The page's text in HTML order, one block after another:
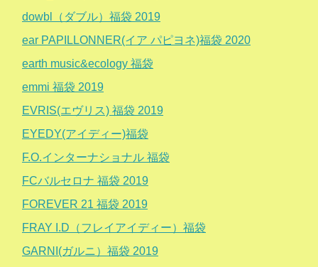
dowbl（ダブル）福袋 2019
ear PAPILLONNER(イア パピヨネ)福袋 2020
earth music&ecology 福袋
emmi 福袋 2019
EVRIS(エヴリス) 福袋 2019
EYEDY(アイディー)福袋
F.O.インターナショナル 福袋
FCバルセロナ 福袋 2019
FOREVER 21 福袋 2019
FRAY I.D（フレイアイディー）福袋
GARNI(ガルニ）福袋 2019